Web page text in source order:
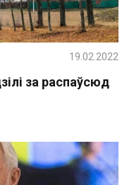
за распаўсюд
19.02.2022